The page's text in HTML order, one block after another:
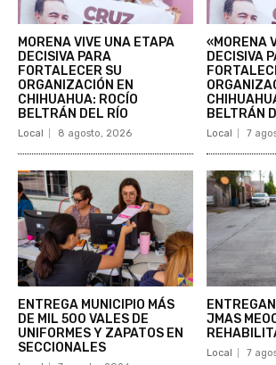
MORENA VIVE UNA ETAPA
DECISIVA PARA
FORTALECER SU
ORGANIZACIÓN EN
CHIHUAHUA: ROCÍO
BELTRÁN DEL RÍO
Local 8 agosto, 2026
«MORENA
DECISIVA
BELTRÁN
Local 7
ENTREGA MUNICIPIO MÁS
DE MIL 500 VALES DE
UNIFORMES Y ZAPATOS EN
SECCIONALES
JMAS
Local 7